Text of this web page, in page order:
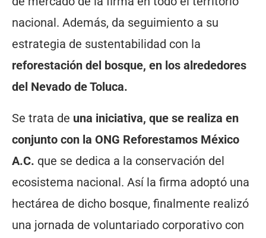
nacional. Además, da seguimiento a su
estrategia de sustentabilidad con la
reforestación del bosque, en los alrededores
del Nevado de Toluca.
Se trata de una iniciativa, que se realiza en
conjunto con la ONG Reforestamos México
A.C. que se dedica a la conservación del
ecosistema nacional. Así la firma adoptó una
hectárea de dicho bosque, finalmente realizó
una jornada de voluntariado corporativo con